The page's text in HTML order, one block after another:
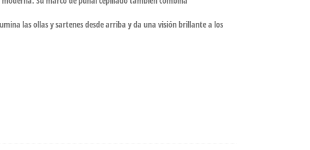
las ollas y sartenes desde arriba y da una visión brillante a los